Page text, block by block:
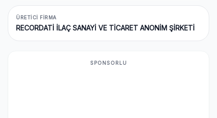
ÜRETICI FIRMA
RECORDATİ İLAÇ SANAYİ VE TİCARET ANONİM ŞİRKETİ
SPONSORLU